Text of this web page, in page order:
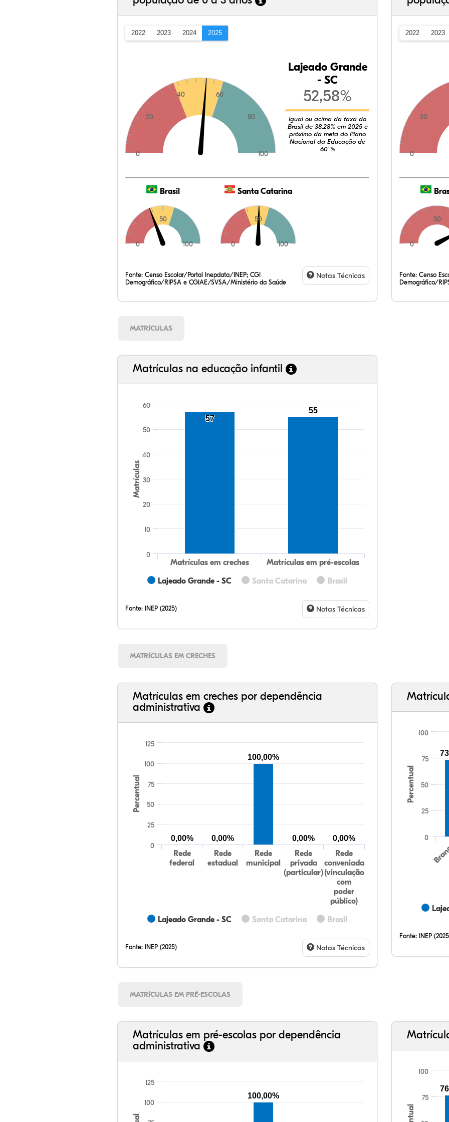
2022 2023 2024 2025
0
20
40 60
80
100
Lajeado Grande
- SC
52,58%
Igual ou acima da taxa do
Brasil de 38,28% em 2025 e
próximo da meta do Plano
Nacional da Educação de
60¨%
Brasil
0
50
100
Santa Catarina
0
50
100
Fonte: Censo Escolar/Portal Inepdata/INEP; CGI
Demográfico/RIPSA e CGIAE/SVSA/Ministério da Saúde
Notas Técnicas
2022 2023
0
20
0
50
Fonte: Censo
Demográfico/
MATRÍCULAS
Matrículas na educação infantil
Matrículas
Lajeado Grande - SC Santa Catarina Brasil
Matrículas em creches Matrículas em pré-escolas
0
10
20
30
40
50
60
57
55
Fonte: INEP (2025) Notas Técnicas
MATRÍCULAS EM CRECHES
Matrículas em creches por dependência
administrativa
Percentual
Lajeado Grande - SC Santa Catarina Brasil
Rede
federal
Rede
estadual
Rede
municipal
Rede
privada
(particular)
Rede
conveniada
(vinculação
com
poder
público)
0
25
50
75
100
125
0,00% 0,00%
100,00%
0,00% 0,00%
Fonte: INEP (2025) Notas Técnicas
Percentual
0
25
50
75
100
Fonte: INEP
MATRÍCULAS EM PRÉ-ESCOLAS
Matrículas em pré-escolas por dependência
administrativa
100
125
100,00%
100
75